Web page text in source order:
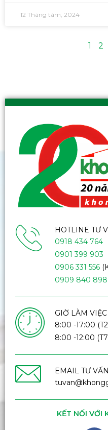
12 Tháng tám, 2024
1 2
HOTLINE TƯ
0918 434 764
0901 399 903
0906 331 556
0909 840 898
GIỜ LÀM VIỆC
8:00 -17:00
8:00 -12:00
EMAIL TƯ VẤN
KẾT NỐI VỚI